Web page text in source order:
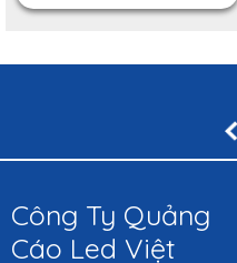
Công Ty Quảng
Cáo Led Việt